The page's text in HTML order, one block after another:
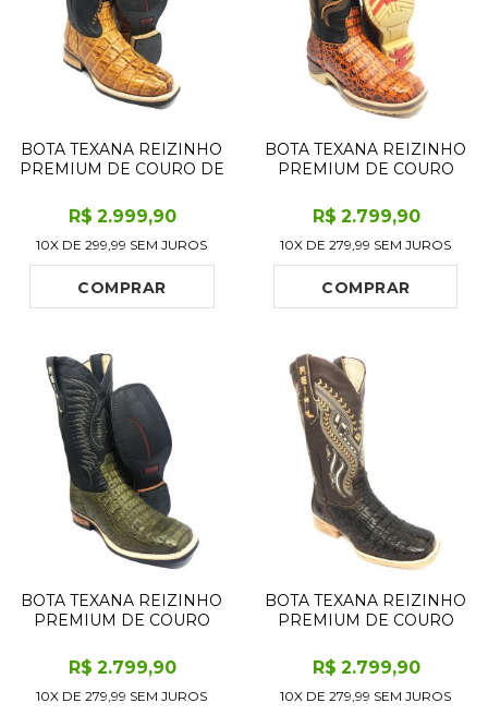
BOTA TEXANA REIZINHO
PREMIUM DE COURO DE
LIMITED EDITION - CANO
ALTO, BICO QUADRADO -
SOLADO X-FLEX
ARTESANAL
R$ 2.999,90
10X DE299,99 SEM JUROS
COMPRAR
BOTA TEXANA REIZINHO
PREMIUM DE COURO
VOLCANO LIMITED
EDITION - CANO ALTO,
BICO QUADRADO -
SOLADO JUMP
R$ 2.799,90
10X DE279,99 SEM JUROS
COMPRAR
BOTA TEXANA REIZINHO
PREMIUM DE COURO
VERDE MUSGO LIMITED
EDITION - CANO ALTO,
BICO QUADRADO -
R$ 2.799,90
10X DE279,99 SEM JUROS
BOTA TEXANA REIZINHO
PREMIUM DE COURO
MARROM RABO LIMITED
EDITION - CANO ALTO,
BICO QUADRADO -
R$ 2.799,90
10X DE279,99 SEM JUROS